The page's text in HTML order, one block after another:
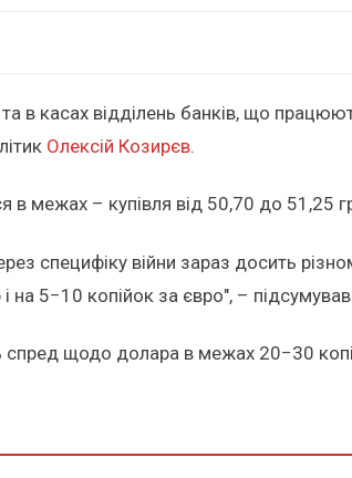
в касах відділень банків, що
Олексій Козирєв.
межах – купівля від 50,70 до 51,25
специфіку війни зараз досить
5−10 копійок за євро", –
спред щодо долара в межах 20−30